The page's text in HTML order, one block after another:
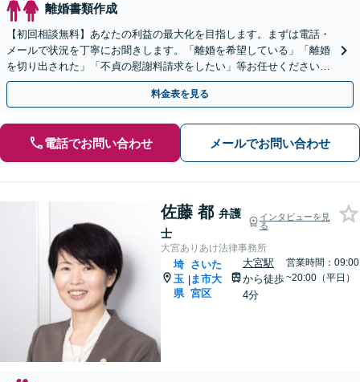
離婚書類作成
【初回相談無料】あなたの利益の最大化を目指します。まずは電話・
メールで状況を丁寧にお聞きします。「離婚を希望している」「離婚
を切り出された」「不貞の慰謝料請求をしたい」等お任せください。
【リーズナブルな料金設定】
料金表を見る
電話でお問い合わせ メールでお問い合わせ
佐藤 都 弁護
士
インタビューを見
る
大宮ありあけ法律事務所
埼
玉
県
|
さいた
ま市大
宮区
大宮駅
から徒歩
4分
営業時間：09:00
~20:00（平日）